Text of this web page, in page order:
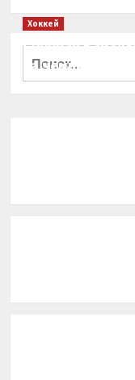
Хоккей
Сборная
на чемпионат